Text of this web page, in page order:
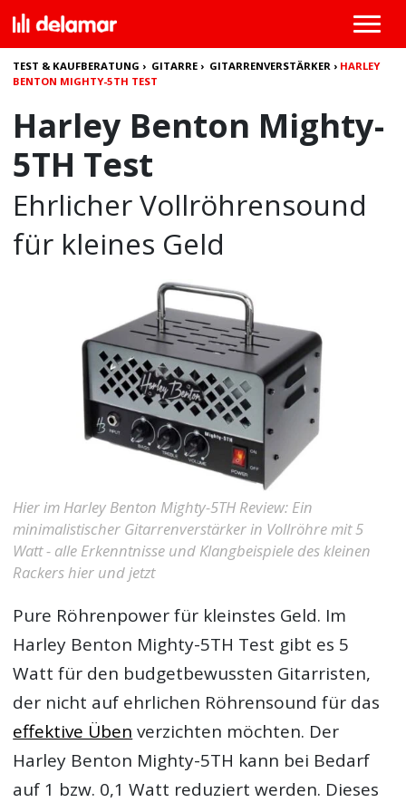
TEST & KAUFBERATUNG › GITARRE › GITARRENVERSTÄRKER › HARLEY
BENTON MIGHTY-5TH TEST
Harley Benton Mighty-
5TH Test
Ehrlicher Vollröhrensound
für kleines Geld
Hier im Harley Benton Mighty-5TH Review: Ein
minimalistischer Gitarrenverstärker in Vollröhre mit 5
Watt - alle Erkenntnisse und Klangbeispiele des kleinen
Rackers hier und jetzt
Pure Röhrenpower für kleinstes Geld. Im
Harley Benton Mighty-5TH Test gibt es 5
Watt für den budgetbewussten Gitarristen,
der nicht auf ehrlichen Röhrensound für das
effektive Üben verzichten möchten. Der
Harley Benton Mighty-5TH kann bei Bedarf
auf 1 bzw. 0,1 Watt reduziert werden. Dieses